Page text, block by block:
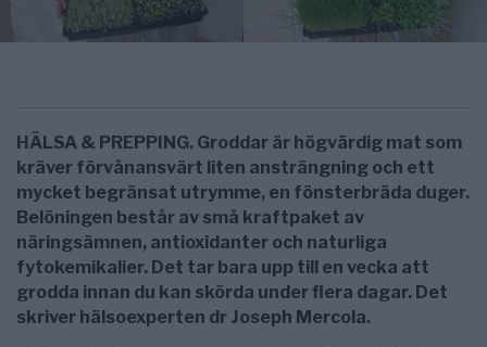
HÄLSA & PREPPING. Groddar är högvärdig mat som
kräver förvånansvärt liten ansträngning och ett
mycket begränsat utrymme, en fönsterbräda duger.
Belöningen består av små kraftpaket av
näringsämnen, antioxidanter och naturliga
fytokemikalier. Det tar bara upp till en vecka att
grodda innan du kan skörda under flera dagar. Det
skriver hälsoexperten dr Joseph Mercola.